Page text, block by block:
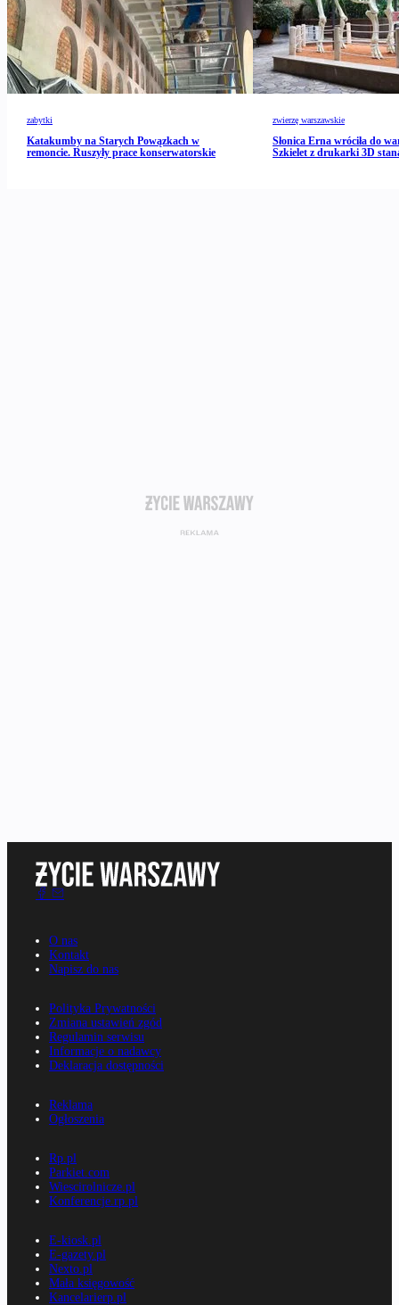
zabytki
Katakumby na Starych Powązkach w
remoncie. Ruszyły prace konserwatorskie
zwierzę warszawskie
Słonica Erna wróciła do
Szkielet z drukarki 3D
O nas
Kontakt
Napisz do nas
Polityka Prywatności
Zmiana ustawień zgód
Regulamin serwisu
Informacje o nadawcy
Deklaracja dostępności
Reklama
Ogłoszenia
Rp.pl
Parkiet.com
Wiescirolnicze.pl
Konferencje.rp.pl
E-kiosk.pl
E-gazety.pl
Nexto.pl
Mała księgowość
Kancelarierp.pl